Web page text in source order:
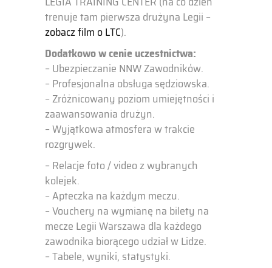
trenuje tam pierwsza drużyna Legii –
zobacz film o LTC).
Dodatkowo w cenie uczestnictwa:
– Ubezpieczanie NNW Zawodników.
– Profesjonalna obsługa sędziowska.
– Zróżnicowany poziom umiejętności i
zaawansowania drużyn.
– Wyjątkowa atmosfera w trakcie
rozgrywek.
– Relacje foto / video z wybranych
kolejek.
– Apteczka na każdym meczu.
– Vouchery na wymianę na bilety na
mecze Legii Warszawa dla każdego
zawodnika biorącego udział w Lidze.
– Tabele, wyniki, statystyki.